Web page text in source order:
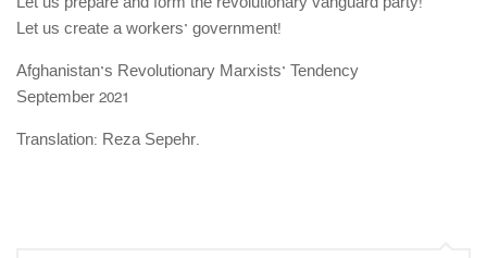
Let us prepare and form the revolutionary vanguard party!
Let us create a workers’ government!
Afghanistan’s Revolutionary Marxists’ Tendency
September 2021
Translation: Reza Sepehr.